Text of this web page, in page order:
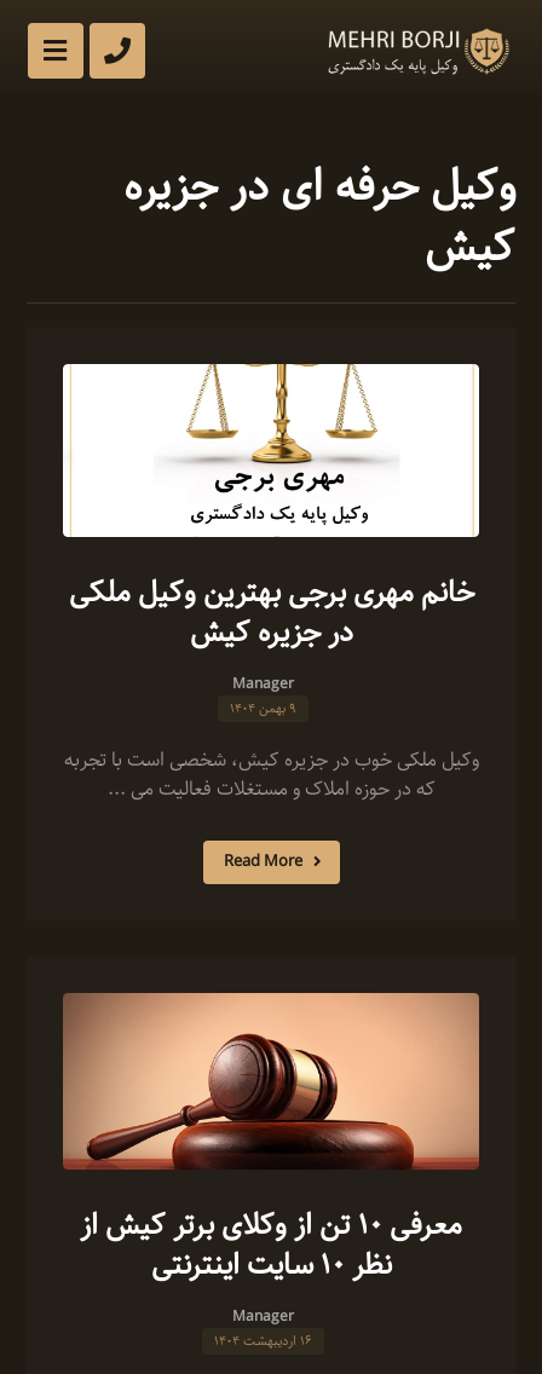
وکیل حرفه ای در جزیره
کیش
خانم مهری برجی بهترین وکیل ملکی
در جزیره کیش
Manager
۹ بهمن ۱۴۰۴
وکیل ملکی خوب در جزیره کیش، شخصی است با تجربه
که در حوزه املاک و مستغلات فعالیت می ...
Read More
معرفی 10 تن از وکلای برتر کیش از
نظر 10 سایت اینترنتی
Manager
۱۶ اردیبهشت ۱۴۰۴